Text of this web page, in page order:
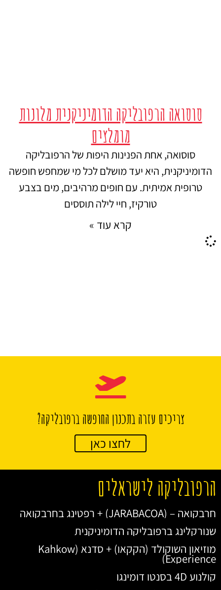
סוסואה הרפובליקה הדומיניקנית מלונות
מומלצים
סוסואה, אחת הפנינות היפות של הרפובליקה
הדומיניקנית, היא יעד מושלם לכל מי שמחפש חופשה
טרופית אמיתית. עם חופים מרהיבים, מים בצבע
טורקיז, חיי לילה תוססים
קרא עוד »
צריכים עזרה בתכנון החופשה ברפובליקה?
לחצו כאן
הרפובליקה לישראלים
חרבקואה – (JARABACOA) + רפטינג בחרבקואה
שנורקלינג ברפובליקה הדומיניקנית
מוזיאון השוקולד (הקקאו) + סדנא (Kahkow
Experience)
קולנוע 4D בסנטו דומינגו